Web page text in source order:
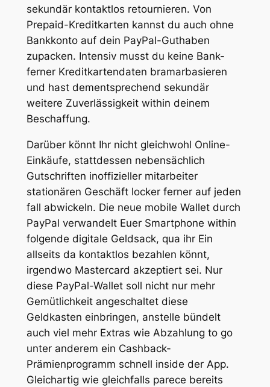
sekundär kontaktlos retournieren. Von
Prepaid-Kreditkarten kannst du auch ohne
Bankkonto auf dein PayPal-Guthaben
zupacken. Intensiv musst du keine Bank-
ferner Kreditkartendaten bramarbasieren
und hast dementsprechend sekundär
weitere Zuverlässigkeit within deinem
Beschaffung.
Darüber könnt Ihr nicht gleichwohl Online-
Einkäufe, stattdessen nebensächlich
Gutschriften inoffizieller mitarbeiter
stationären Geschäft locker ferner auf jeden
fall abwickeln. Die neue mobile Wallet durch
PayPal verwandelt Euer Smartphone within
folgende digitale Geldsack, qua ihr Ein
allseits da kontaktlos bezahlen könnt,
irgendwo Mastercard akzeptiert sei. Nur
diese PayPal-Wallet soll nicht nur mehr
Gemütlichkeit angeschaltet diese
Geldkasten einbringen, anstelle bündelt
auch viel mehr Extras wie Abzahlung to go
unter anderem ein Cashback-
Prämienprogramm schnell inside der App.
Gleichartig wie gleichfalls parece bereits